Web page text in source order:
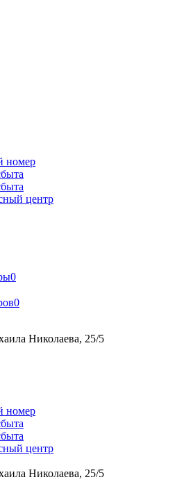
номер
центр
0
0
Николаева, 25/5
номер
центр
Николаева, 25/5